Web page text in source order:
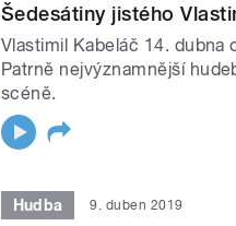
Šedesátiny jistého
Vlastimil Kabeláč 14. dubna
Patrně nejvýznamnější
scéně.
Hudba 9. duben 2019